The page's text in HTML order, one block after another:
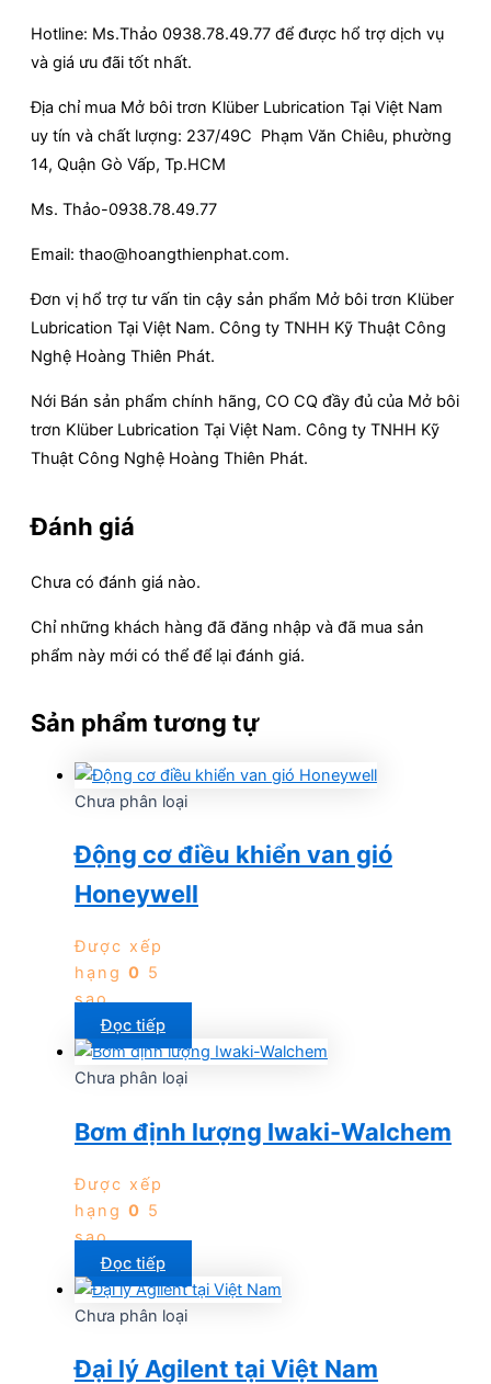
Hotline: Ms.Thảo 0938.78.49.77 để được hổ trợ dịch vụ
và giá ưu đãi tốt nhất.
Địa chỉ mua Mở bôi trơn Klüber Lubrication Tại Việt Nam
uy tín và chất lượng: 237/49C Phạm Văn Chiêu, phường
14, Quận Gò Vấp, Tp.HCM
Ms. Thảo-0938.78.49.77
Email: thao@hoangthienphat.com.
Đơn vị hổ trợ tư vấn tin cậy sản phẩm Mở bôi trơn Klüber
Lubrication Tại Việt Nam. Công ty TNHH Kỹ Thuật Công
Nghệ Hoàng Thiên Phát.
Nới Bán sản phẩm chính hãng, CO CQ đầy đủ của Mở bôi
trơn Klüber Lubrication Tại Việt Nam. Công ty TNHH Kỹ
Thuật Công Nghệ Hoàng Thiên Phát.
Đánh giá
Chưa có đánh giá nào.
Chỉ những khách hàng đã đăng nhập và đã mua sản
phẩm này mới có thể để lại đánh giá.
Sản phẩm tương tự
Chưa phân loại
Động cơ điều khiển van gió
Honeywell
Được xếp
hạng 0 5
sao
Đọc tiếp
Chưa phân loại
Bơm định lượng Iwaki-Walchem
Được xếp
hạng 0 5
sao
Đọc tiếp
Chưa phân loại
Đại lý Agilent tại Việt Nam